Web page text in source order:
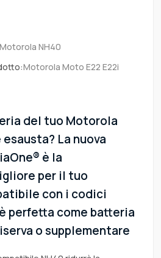
Motorola NH40
Motorola Moto E22 E22i
del tuo Motorola
esausta? La nuova
è la
per il tuo
con i codici
perfetta come batteria
o supplementare